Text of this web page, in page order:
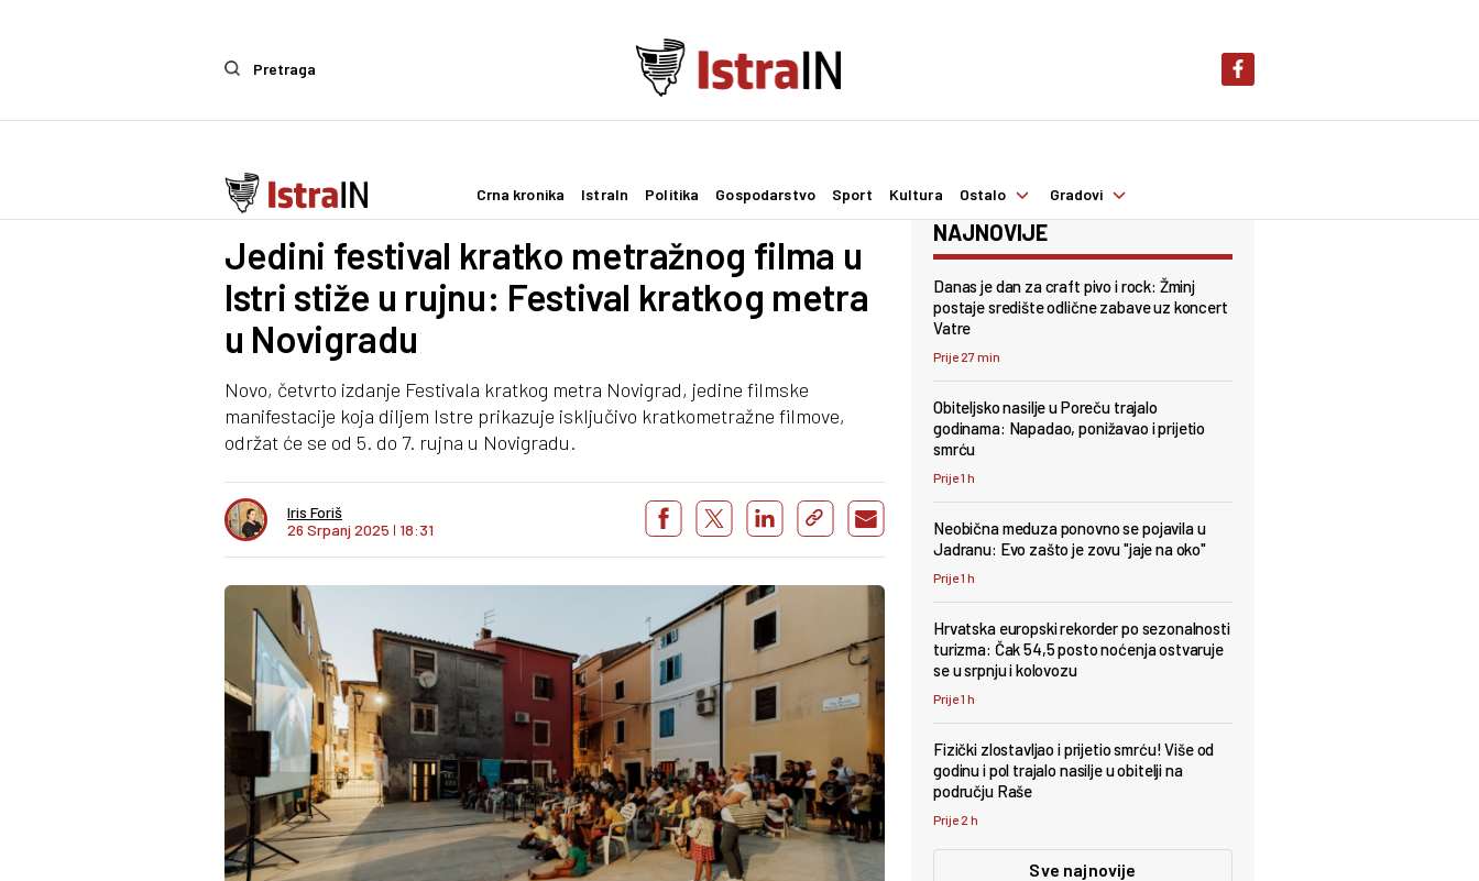
Pretraga
Crna kronika IstraIn Politika Gospodarstvo Sport Kultura Ostalo Gradovi
Kultura
Jedini festival kratko metražnog filma u
Istri stiže u rujnu: Festival kratkog metra
u Novigradu
Novo, četvrto izdanje Festivala kratkog metra Novigrad, jedine filmske
manifestacije koja diljem Istre prikazuje isključivo kratkometražne filmove,
održat će se od 5. do 7. rujna u Novigradu.
Iris Foriš
26 Srpanj 2025 I 18:31
NAJNOVIJE
Danas je dan za craft pivo i rock: Žminj
postaje središte odlične zabave uz koncert
Vatre
Prije 27 min
Obiteljsko nasilje u Poreču trajalo
godinama: Napadao, ponižavao i prijetio
smrću
Prije 1 h
Neobična meduza ponovno se pojavila u
Jadranu: Evo zašto je zovu "jaje na oko"
Prije 1 h
Hrvatska europski rekorder po sezonalnosti
turizma: Čak 54,5 posto noćenja ostvaruje
se u srpnju i kolovozu
Prije 1 h
Fizički zlostavljao i prijetio smrću! Više od
godinu i pol trajalo nasilje u obitelji na
području Raše
Prije 2 h
Sve najnovije